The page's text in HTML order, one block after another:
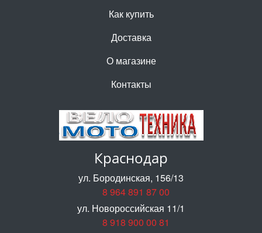
Как купить
Доставка
О магазине
Контакты
Краснодар
ул. Бородинская, 156/13
8 964 891 87 00
ул. Новороссийская 11/1
8 918 900 00 81